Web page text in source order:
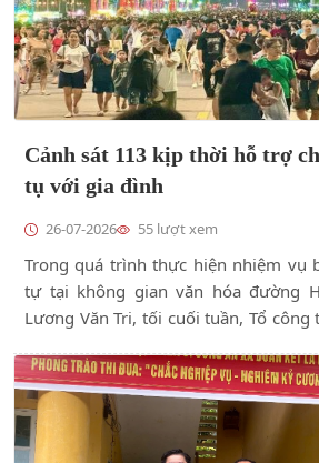
Cảnh sát 113 kịp thời hỗ trợ
tụ với gia đình
26-07-2026 55 lượt xem
Trong quá trình thực hiện nhiệm vụ
tự tại không gian văn hóa đường
Lương Văn Tri, tối cuối tuần, Tổ công
chính về trật tự xã hội Công an tỉnh
trợ một cháu bé bị lạc tìm lại người